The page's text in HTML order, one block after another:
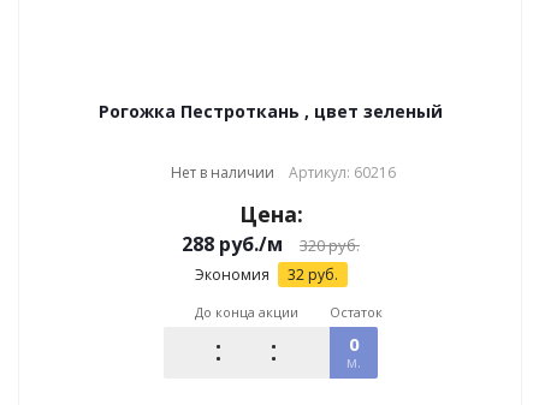
Рогожка Пестроткань , цвет зеленый
Нет в наличии Артикул: 60216
Цена:
288 руб./м 320руб.
Экономия 32руб.
До конца акции Остаток
0
м.